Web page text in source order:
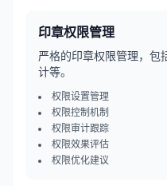
印章权限管理
严格的印章权限管理，包
计等。
权限设置管理
权限控制机制
权限审计跟踪
权限效果评估
权限优化建议